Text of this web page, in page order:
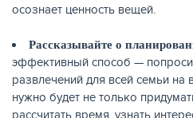
осознает ценность вещей.
Рассказывайте о
эффективный способ —
развлечений для всей семьи
нужно будет не только
рассчитать время, узнать